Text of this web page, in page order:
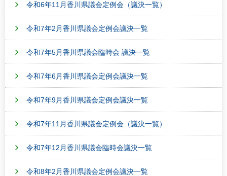
令和6年11月香川県議会定例会（議決一覧）
令和7年2月香川県議会定例会議決一覧
令和7年5月香川県議会臨時会 議決一覧
令和7年6月香川県議会定例会議決一覧
令和7年9月香川県議会定例会議決一覧
令和7年11月香川県議会定例会（議決一覧）
令和7年12月香川県議会臨時会議決一覧
令和8年2月香川県議会定例会議決一覧